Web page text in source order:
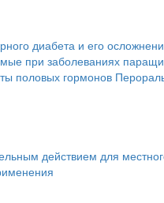
диабета и его
при заболеваниях
половых гормонов
действием для